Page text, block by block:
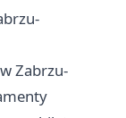
Zabrzu-